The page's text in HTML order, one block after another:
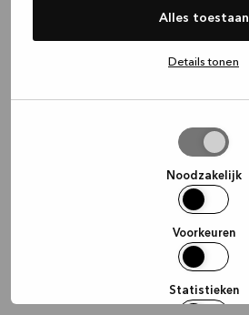
Alles toestaan
Details tonen
Noodzakelijk
Voorkeuren
Statistieken